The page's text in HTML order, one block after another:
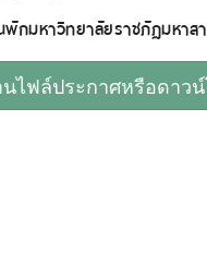
กมหาวิทยาลัยราชภัฏมหาส
นไฟล์ประกาศหรือดาว